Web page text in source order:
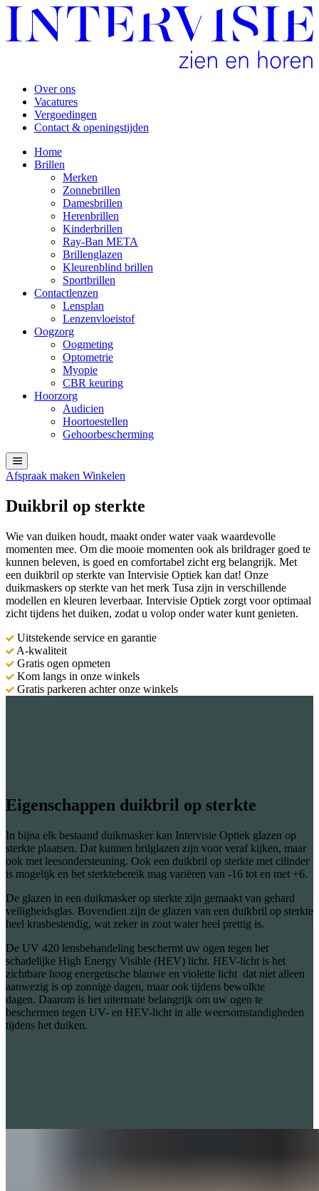
Over ons
Vacatures
Vergoedingen
Contact & openingstijden
Home
Brillen
Merken
Zonnebrillen
Damesbrillen
Herenbrillen
Kinderbrillen
Ray-Ban META
Brillenglazen
Kleurenblind brillen
Sportbrillen
Contactlenzen
Lensplan
Lenzenvloeistof
Oogzorg
Oogmeting
Optometrie
Myopie
CBR keuring
Hoorzorg
Audicien
Hoortoestellen
Gehoorbescherming
Afspraak maken Winkelen
Duikbril op sterkte
Wie van duiken houdt, maakt onder water vaak waardevolle
momenten mee. Om die mooie momenten ook als brildrager goed te
kunnen beleven, is goed en comfortabel zicht erg belangrijk. Met
een duikbril op sterkte van Intervisie Optiek kan dat! Onze
duikmaskers op sterkte van het merk Tusa zijn in verschillende
modellen en kleuren leverbaar. Intervisie Optiek zorgt voor optimaal
zicht tijdens het duiken, zodat u volop onder water kunt genieten.
Uitstekende service en garantie
A-kwaliteit
Gratis ogen opmeten
Kom langs in onze winkels
Gratis parkeren achter onze winkels
Eigenschappen duikbril op sterkte
In bijna elk bestaand duikmasker kan Intervisie Optiek glazen op
sterkte plaatsen. Dat kunnen brilglazen zijn voor veraf kijken, maar
ook met leesondersteuning. Ook een duikbril op sterkte met cilinder
is mogelijk en het sterktebereik mag variëren van -16 tot en met +6.
De glazen in een duikmasker op sterkte zijn gemaakt van gehard
veiligheidsglas. Bovendien zijn de glazen van een duikbril op sterkte
heel krasbestendig, wat zeker in zout water heel prettig is.
De UV 420 lensbehandeling beschermt uw ogen tegen het
schadelijke High Energy Visible (HEV) licht. HEV-licht is het
zichtbare hoog energetische blauwe en violette licht dat niet alleen
aanwezig is op zonnige dagen, maar ook tijdens bewolkte
dagen. Daarom is het uitermate belangrijk om uw ogen te
beschermen tegen UV- en HEV-licht in alle weersomstandigheden
tijdens het duiken.